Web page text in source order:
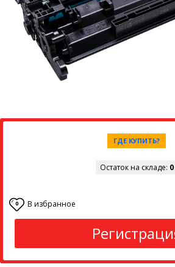
ГДЕ КУПИТЬ?
Остаток на складе: 0
0 В избранное